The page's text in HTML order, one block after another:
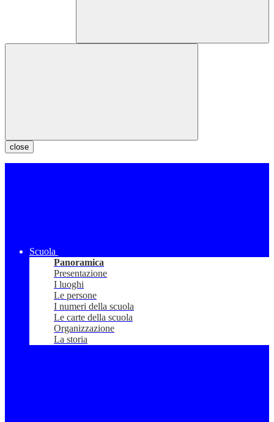
close
Scuola
Panoramica
Presentazione
I luoghi
Le persone
I numeri della scuola
Le carte della scuola
Organizzazione
La storia